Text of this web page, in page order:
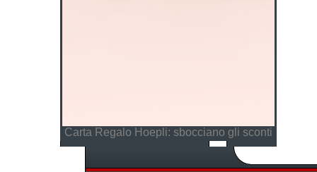
Carta Regalo Hoepli: sbocciano gli sconti